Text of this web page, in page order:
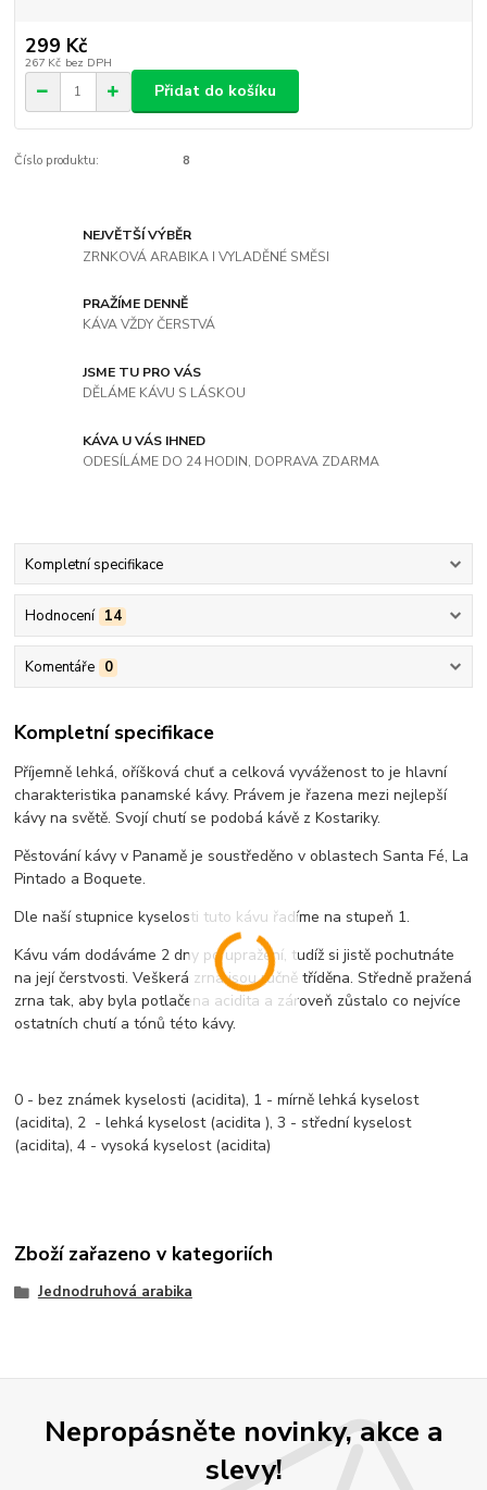
299 Kč
267 Kč bez DPH
Přidat do košíku
Číslo produktu: 8
NEJVĚTŠÍ VÝBĚR
ZRNKOVÁ ARABIKA I VYLADĚNÉ SMĚSI
PRAŽÍME DENNĚ
KÁVA VŽDY ČERSTVÁ
JSME TU PRO VÁS
DĚLÁME KÁVU S LÁSKOU
KÁVA U VÁS IHNED
ODESÍLÁME DO 24 HODIN, DOPRAVA ZDARMA
Kompletní specifikace
Hodnocení 14
Komentáře 0
Kompletní specifikace
Příjemně lehká, oříšková chuť a celková vyváženost to je hlavní
charakteristika panamské kávy. Právem je řazena mezi nejlepší
kávy na světě. Svojí chutí se podobá kávě z Kostariky.
Pěstování kávy v Panamě je soustředěno v oblastech Santa Fé, La
Pintado a Boquete.
Dle naší stupnice kyselosti tuto kávu řadíme na stupeň 1.
Kávu vám dodáváme 2 dny po upražení, tudíž si jistě pochutnáte
na její čerstvosti. Veškerá zrna jsou ručně tříděna. Středně pražená
zrna tak, aby byla potlačena acidita a zároveň zůstalo co nejvíce
ostatních chutí a tónů této kávy.
0 - bez známek kyselosti (acidita), 1 - mírně lehká kyselost
(acidita), 2 - lehká kyselost (acidita ), 3 - střední kyselost
(acidita), 4 - vysoká kyselost (acidita)
Zboží zařazeno v kategoriích
Jednodruhová arabika
Nepropásněte novinky, akce a
slevy!